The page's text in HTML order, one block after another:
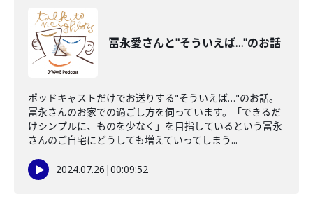
冨永愛さんと"そういえば…"のお話
ポッドキャストだけでお送りする"そういえば…"のお話。
冨永さんのお家での過ごし方を伺っています。「できるだ
けシンプルに、ものを少なく」を目指しているという冨永
さんのご自宅にどうしても増えていってしまう...
2024.07.26 |00:09:52